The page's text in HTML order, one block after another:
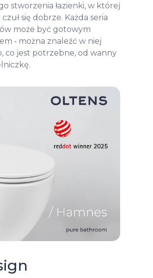
stworzenia łazienki, w której
się dobrze. Każda seria
może być gotowym
‑ można znaleźć w niej
co jest potrzebne, od wanny